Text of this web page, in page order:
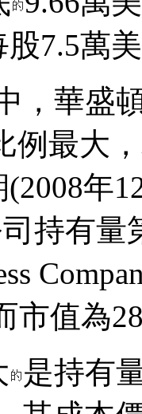
7.5萬
，華盛
例最大
年
持有量
市值為
是持有